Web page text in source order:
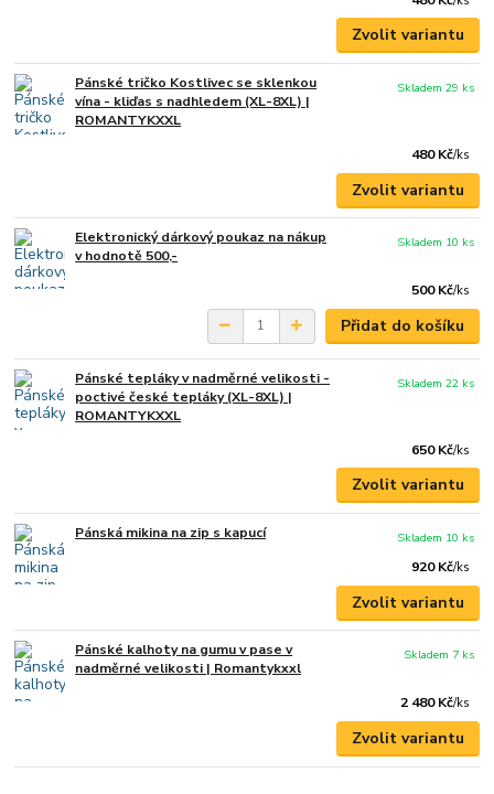
Zvolit variantu
Pánské tričko Kostlivec se sklenkou
vína - kliďas s nadhledem (XL-8XL) |
ROMANTYKXXL
480 Kč/ks
Skladem 29 ks
Zvolit variantu
Elektronický dárkový poukaz na nákup
v hodnotě 500,-
500 Kč/ks
Skladem 10 ks
Přidat do košíku
Pánské tepláky v nadměrné velikosti -
poctivé české tepláky (XL-8XL) |
ROMANTYKXXL
650 Kč/ks
Skladem 22 ks
Zvolit variantu
Pánská mikina na zip s kapucí
920 Kč/ks
Skladem 10 ks
Zvolit variantu
Pánské kalhoty na gumu v pase v
nadměrné velikosti | Romantykxxl
2 480 Kč/ks
Skladem 7 ks
Zvolit variantu